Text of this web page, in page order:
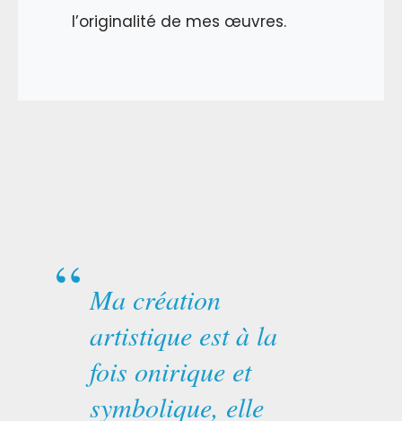
l’originalité de mes œuvres.
Ma création
artistique est à la
fois onirique et
symbolique, elle